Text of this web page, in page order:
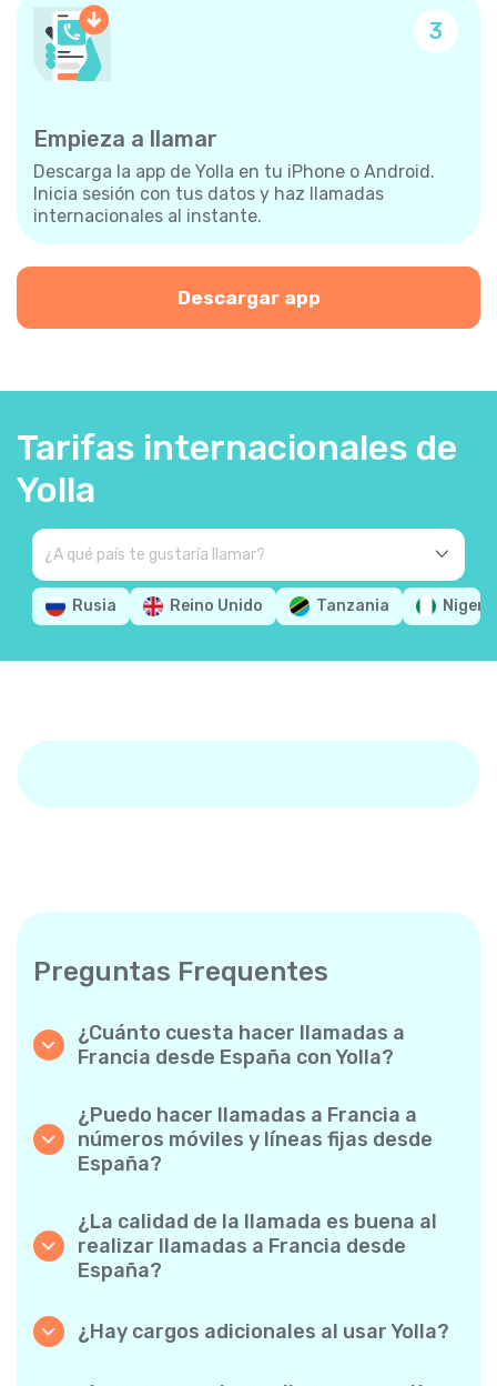
3
Empieza a llamar
Descarga la app de Yolla en tu iPhone o Android.
Inicia sesión con tus datos y haz llamadas
internacionales al instante.
Descargar app
Tarifas internacionales de
Yolla
Rusia Reino Unido Tanzania
Preguntas Frequentes
¿Cuánto cuesta hacer llamadas a
Francia desde España con Yolla?
para llamadas a Francia. Simplemente
consulta las tarifas más recientes en la app:
sin cargos ocultos, sin sorpresas.
¿Puedo hacer llamadas a Francia a
números móviles y líneas fijas desde
España?
móviles como a líneas fijas a Francia con
facilidad.
¿La calidad de la llamada es buena al
realizar llamadas a Francia desde
España?
conversaciones suenan como si fuesen
¿Hay cargos adicionales al usar Yolla?
minuto transparentes y cero cargos ocultos: